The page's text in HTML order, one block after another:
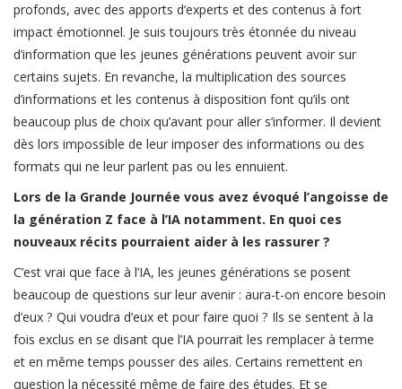
profonds, avec des apports d’experts et des contenus à fort
impact émotionnel. Je suis toujours très étonnée du niveau
d’information que les jeunes générations peuvent avoir sur
certains sujets. En revanche, la multiplication des sources
d’informations et les contenus à disposition font qu’ils ont
beaucoup plus de choix qu’avant pour aller s’informer. Il devient
dès lors impossible de leur imposer des informations ou des
formats qui ne leur parlent pas ou les ennuient.
Lors de la Grande Journée vous avez évoqué l’angoisse de
la génération Z face à l’IA notamment. En quoi ces
nouveaux récits pourraient aider à les rassurer ?
C’est vrai que face à l’IA, les jeunes générations se posent
beaucoup de questions sur leur avenir : aura-t-on encore besoin
d’eux ? Qui voudra d’eux et pour faire quoi ? Ils se sentent à la
fois exclus en se disant que l’IA pourrait les remplacer à terme
et en même temps pousser des ailes. Certains remettent en
question la nécessité même de faire des études. Et se